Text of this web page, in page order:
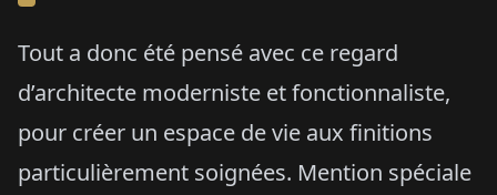
Tout a donc été pensé avec ce regard
d’architecte moderniste et fonctionnaliste,
pour créer un espace de vie aux finitions
particulièrement soignées. Mention spéciale